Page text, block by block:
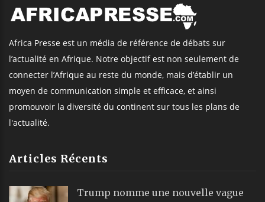
Africa Presse est un média de référence de débats sur
l’actualité en Afrique. Notre objectif est non seulement de
connecter l’Afrique au reste du monde, mais d’établir un
moyen de communication simple et efficace, et ainsi
promouvoir la diversité du continent sur tous les plans de
l'actualité.
Articles Récents
Trump nomme une nouvelle vague